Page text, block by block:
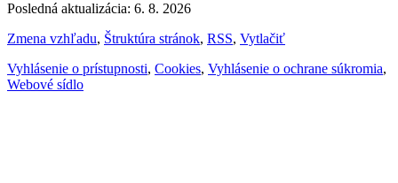
Posledná aktualizácia: 6. 8. 2026
Zmena vzhľadu, Štruktúra stránok, RSS, Vytlačiť
Vyhlásenie o prístupnosti, Cookies, Vyhlásenie o ochrane súkromia,
Webové sídlo